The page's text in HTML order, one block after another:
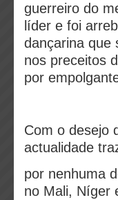
guerreiro do
líder e foi
dançarina que
nos preceitos
por
Com o desejo
actualidade
por nenhuma
no Mali, Níger